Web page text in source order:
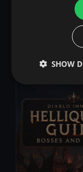
zu den
Effekte,
höheren
SHOW